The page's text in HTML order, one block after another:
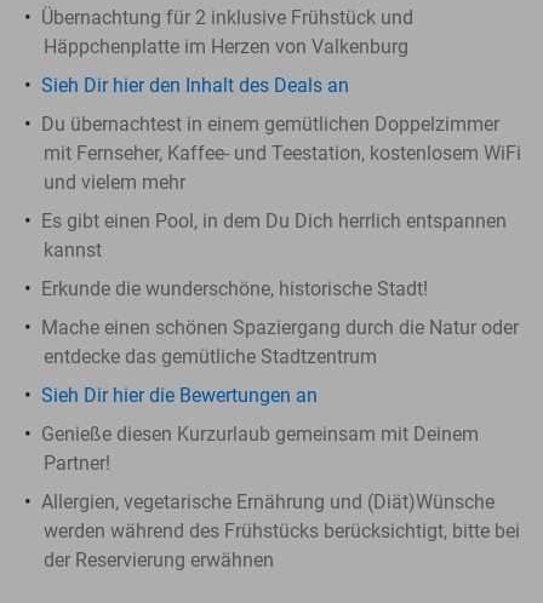
Übernachtung für 2 inklusive Frühstück und
Häppchenplatte im Herzen von Valkenburg
Sieh Dir hier den Inhalt des Deals an
Du übernachtest in einem gemütlichen Doppelzimmer
mit Fernseher, Kaffee- und Teestation, kostenlosem WiFi
und vielem mehr
Es gibt einen Pool, in dem Du Dich herrlich entspannen
kannst
Erkunde die wunderschöne, historische Stadt!
Mache einen schönen Spaziergang durch die Natur oder
entdecke das gemütliche Stadtzentrum
Sieh Dir hier die Bewertungen an
Genieße diesen Kurzurlaub gemeinsam mit Deinem
Partner!
Allergien, vegetarische Ernährung und (Diät)Wünsche
werden während des Frühstücks berücksichtigt, bitte bei
der Reservierung erwähnen